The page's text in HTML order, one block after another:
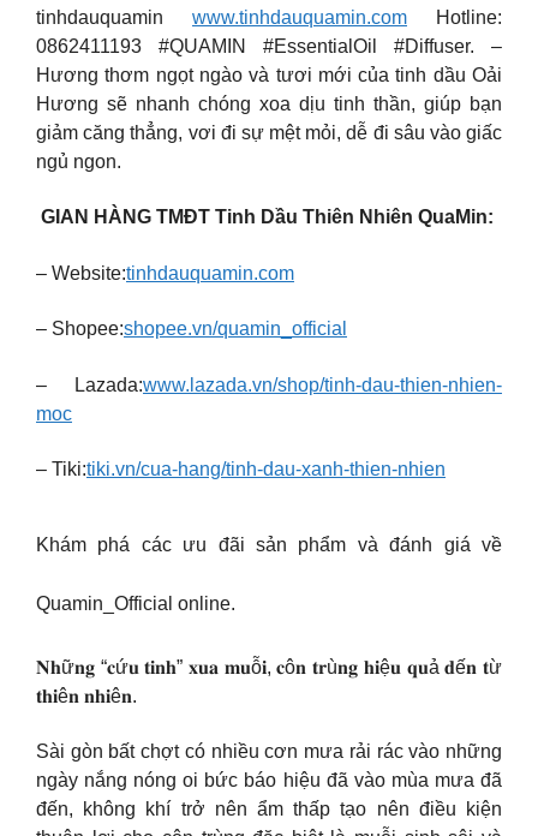
tinhdauquamin www.tinhdauquamin.com Hotline:
0862411193 #QUAMIN #EssentialOil #Diffuser. –
Hương thơm ngọt ngào và tươi mới của tinh dầu Oải
Hương sẽ nhanh chóng xoa dịu tinh thần, giúp bạn
giảm căng thẳng, vơi đi sự mệt mỏi, dễ đi sâu vào giấc
ngủ ngon.
GIAN HÀNG TMĐT Tinh Dầu Thiên Nhiên QuaMin:
– Website:tinhdauquamin.com
– Shopee:shopee.vn/quamin_official
– Lazada:www.lazada.vn/shop/tinh-dau-thien-nhien-
moc
– Tiki:tiki.vn/cua-hang/tinh-dau-xanh-thien-nhien
Khám phá các ưu đãi sản phẩm và đánh giá về
Quamin_Official online.
𝐍𝐡ữ𝐧𝐠 “𝐜ứ𝐮 𝐭𝐢𝐧𝐡” 𝐱𝐮𝐚 𝐦𝐮ỗ𝐢, 𝐜ô𝐧 𝐭𝐫ù𝐧𝐠 𝐡𝐢ệ𝐮 𝐪𝐮ả 𝐝ế𝐧 𝐭ừ
𝐭𝐡𝐢ê𝐧 𝐧𝐡𝐢ê𝐧.
Sài gòn bất chợt có nhiều cơn mưa rải rác vào những
ngày nắng nóng oi bức báo hiệu đã vào mùa mưa đã
đến, không khí trở nên ẩm thấp tạo nên điều kiện